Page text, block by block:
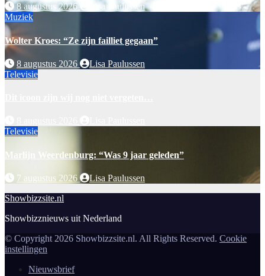
8 augustus 2026
Lisa Paulussen
Muziek
Wolter Kroes: “Ze zijn failliet gegaan”
8 augustus 2026
Lisa Paulussen
Televisie
Televisie
Marlijn Weerdenburg: “Was 9 jaar geleden”
7 augustus 2026
Lisa Paulussen
Showbizzsite.nl
Showbizznieuws uit Nederland
© Copyright 2026 Showbizzsite.nl. All Rights Reserved. Cookie
instellingen
Nieuwsbrief